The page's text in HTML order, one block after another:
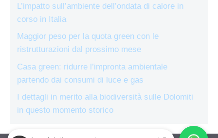
L’impatto sull’ambiente dell’ondata di calore in
corso in Italia
Maggior peso per la quota green con le
ristrutturazioni dal prossimo mese
Casa green: ridurre l’impronta ambientale
partendo dai consumi di luce e gas
I dettagli in merito alla biodiversità sulle Dolomiti
in questo momento storico